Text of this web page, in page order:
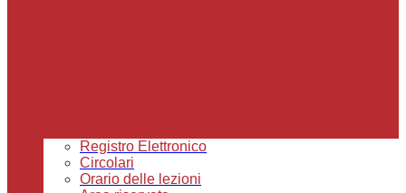
Registro Elettronico
Circolari
Orario delle lezioni